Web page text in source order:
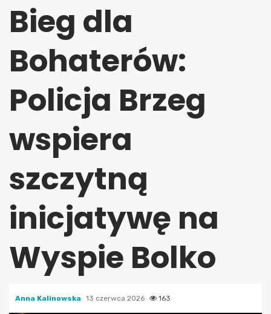
Bieg dla
Bohaterów:
Policja Brzeg
wspiera
szczytną
inicjatywę na
Wyspie Bolko
Anna Kalinowska 13 czerwca 2026 163